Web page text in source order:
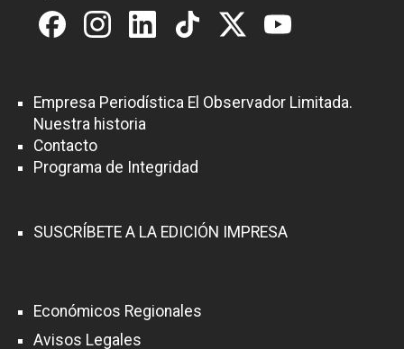
Empresa Periodística El Observador Limitada.
Nuestra historia
Contacto
Programa de Integridad
SUSCRÍBETE A LA EDICIÓN IMPRESA
Económicos Regionales
Avisos Legales